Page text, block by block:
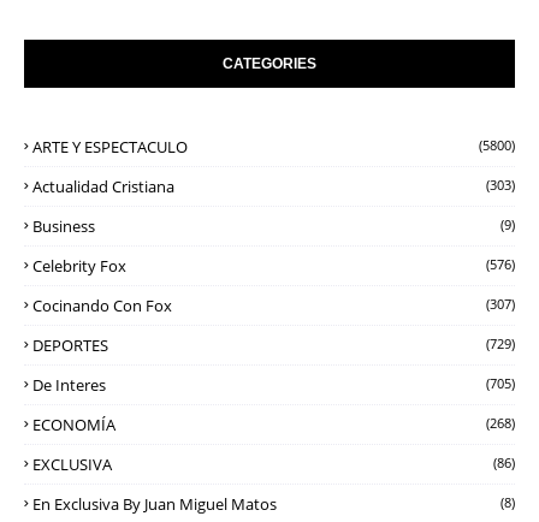
CATEGORIES
ARTE Y ESPECTACULO (5800)
Actualidad Cristiana (303)
Business (9)
Celebrity Fox (576)
Cocinando Con Fox (307)
DEPORTES (729)
De Interes (705)
ECONOMÍA (268)
EXCLUSIVA (86)
En Exclusiva By Juan Miguel Matos (8)